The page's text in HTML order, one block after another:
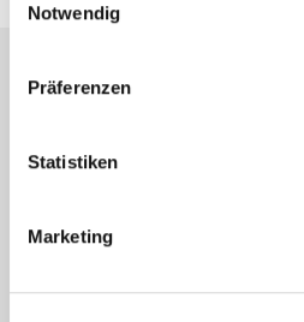
Notwendig
Präferenzen
Statistiken
Marketing
Lesetipps